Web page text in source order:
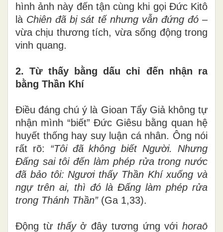
hình ảnh này đến tận cùng khi gọi Đức Kitô
là Chiên đã bị sát tế nhưng vẫn đứng đó–
vừa chịu thương tích, vừa sống động trong
vinh quang.
2. Từ thấy bằng dấu chỉ đến nhận ra
bằng Thần Khí
Điều đáng chú ý là Gioan Tẩy Giả không tự
nhận mình “biết” Đức Giêsu bằng quan hệ
huyết thống hay suy luận cá nhân. Ông nói
rất rõ: “Tôi đã không biết Người. Nhưng
Đấng sai tôi đến làm phép rửa trong nước
đã bảo tôi: Ngươi thấy Thần Khí xuống và
ngự trên ai, thì đó là Đấng làm phép rửa
trong Thánh Thần” (Ga 1,33).
Động từ thấyở đây tương ứng với horaō